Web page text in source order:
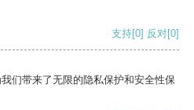
支持[0] 反对[0]
们带来了无限的隐私保护和安全性保